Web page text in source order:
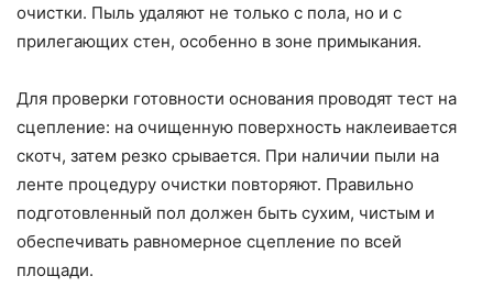
очистки. Пыль удаляют не только с пола, но и с
прилегающих стен, особенно в зоне примыкания.
Для проверки готовности основания проводят тест на
сцепление: на очищенную поверхность наклеивается
скотч, затем резко срывается. При наличии пыли на
ленте процедуру очистки повторяют. Правильно
подготовленный пол должен быть сухим, чистым и
обеспечивать равномерное сцепление по всей
площади.